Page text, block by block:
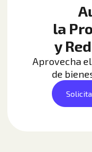
la
y
Aprovecha
de